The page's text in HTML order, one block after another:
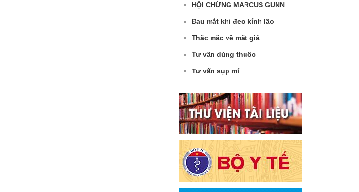
HỘI CHỨNG MARCUS GUNN
Đau mắt khi đeo kính lão
Thắc mắc về mắt giả
Tư vấn dùng thuốc
Tư vấn sụp mí